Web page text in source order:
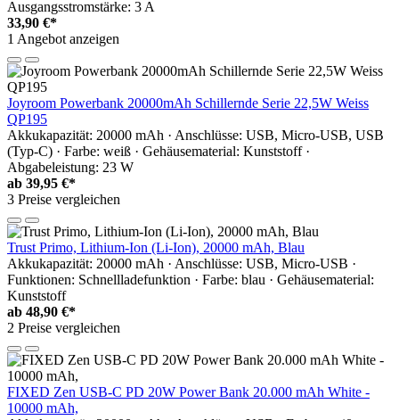
Ausgangsstromstärke: 3 A
33,90 €*
1 Angebot anzeigen
Joyroom Powerbank 20000mAh Schillernde Serie 22,5W Weiss
QP195
Akkukapazität: 20000 mAh · Anschlüsse: USB, Micro-USB, USB
(Typ-C) · Farbe: weiß · Gehäusematerial: Kunststoff ·
Abgabeleistung: 23 W
ab 39,95 €*
3 Preise vergleichen
Trust Primo, Lithium-Ion (Li-Ion), 20000 mAh, Blau
Akkukapazität: 20000 mAh · Anschlüsse: USB, Micro-USB ·
Funktionen: Schnellladefunktion · Farbe: blau · Gehäusematerial:
Kunststoff
ab 48,90 €*
2 Preise vergleichen
FIXED Zen USB-C PD 20W Power Bank 20.000 mAh White -
10000 mAh,